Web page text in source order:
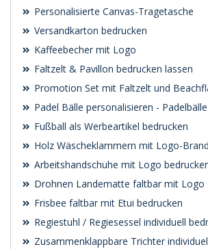
Personalisierte Canvas-Tragetasche
Versandkarton bedrucken
Kaffeebecher mit Logo
Faltzelt & Pavillon bedrucken lassen
Promotion Set mit Faltzelt und
Padel Bälle personalisieren -
Fußball als Werbeartikel bedrucken
Holz Wäscheklammern mit Logo-
Arbeitshandschuhe mit Logo
Drohnen Landematte faltbar mit Logo
Frisbee faltbar mit Etui bedrucken
Regiestuhl / Regiesessel individuell
Zusammenklappbare Trichter